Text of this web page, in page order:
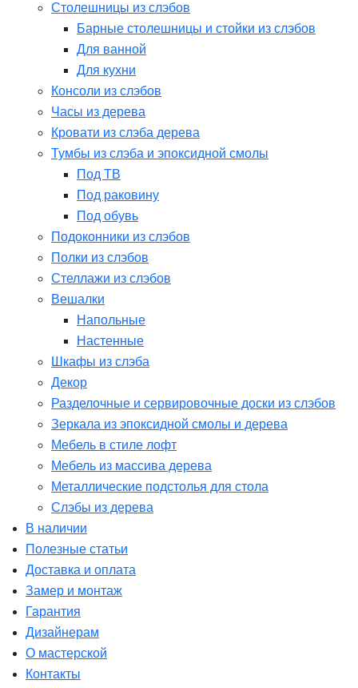
Столешницы из слэбов
Барные столешницы и стойки из слэбов
Для ванной
Для кухни
Консоли из слэбов
Часы из дерева
Кровати из слэба дерева
Тумбы из слэба и эпоксидной смолы
Под ТВ
Под раковину
Под обувь
Подоконники из слэбов
Полки из слэбов
Стеллажи из слэбов
Вешалки
Напольные
Настенные
Шкафы из слэба
Декор
Разделочные и сервировочные доски из слэбов
Зеркала из эпоксидной смолы и дерева
Мебель в стиле лофт
Мебель из массива дерева
Металлические подстолья для стола
Слэбы из дерева
В наличии
Полезные статьи
Доставка и оплата
Замер и монтаж
Гарантия
Дизайнерам
О мастерской
Контакты